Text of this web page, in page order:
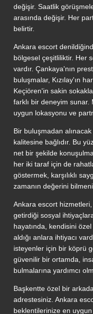
değişir. Saatlik
arasında değişir. Her
belirtir.
Ankara escort
bölgesel çeşitliliktir. Her
vardır. Çankaya'nın
buluşmalar, Kızılay'ın
Keçiören'in sakin
farklı bir deneyim
uygun lokasyonu ve
Bir buluşmadan
kalitesine bağlıdır. Bu
net bir şekilde
her iki taraf için de
göstermek, karşılıklı
zamanın değerini
Ankara escort
getirdiği sosyal
hayatında, kendisini
aldığı anlara ihtiyacı
isteyenler için bir köprü
güvenilir bir ortamda,
bulmalarına yardımcı
Başkentte özel bir
adrestesiniz. Ankara
beklentilerinize en